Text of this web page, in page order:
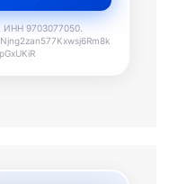
9703077050.